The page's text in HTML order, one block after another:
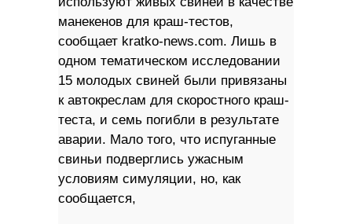
манекенов для краш-тестов,
сообщает kratko-news.com. Лишь в
одном тематическом исследовании
15 молодых свиней были привязаны
к автокреслам для скоростного краш-
теста, и семь погибли в результате
аварии. Мало того, что испуганные
свиньи подверглись ужасным
условиям симуляции, но, как
сообщается,